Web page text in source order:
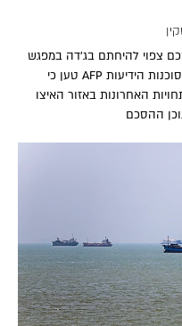
צפוי להיחתם בג'דה במפגש
בין מנהיגי שלוש המדינות. גורם שצוטט בסוכנות הידיעות AFP טען כי
האחרונות באזור האיצו
ההסכם